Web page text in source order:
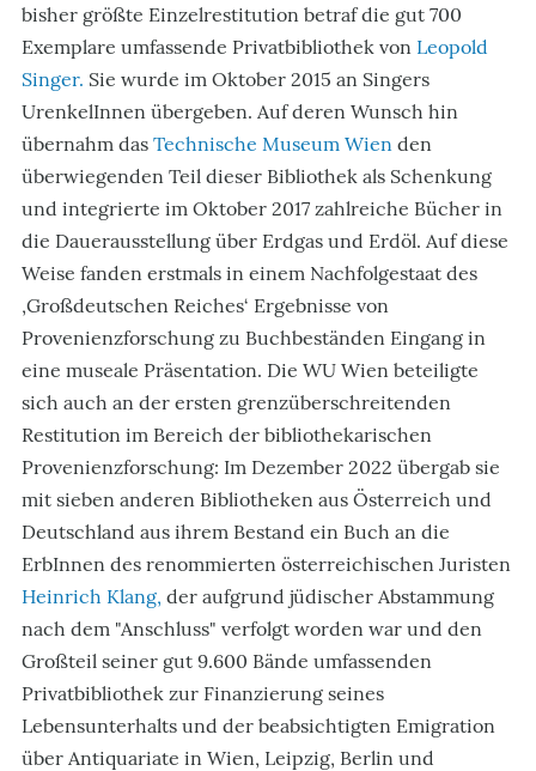
bisher größte Einzelrestitution betraf die gut 700
Exemplare umfassende Privatbibliothek von Leopold
Singer. Sie wurde im Oktober 2015 an Singers
UrenkelInnen übergeben. Auf deren Wunsch hin
übernahm das Technische Museum Wien den
überwiegenden Teil dieser Bibliothek als Schenkung
und integrierte im Oktober 2017 zahlreiche Bücher in
die Dauerausstellung über Erdgas und Erdöl. Auf diese
Weise fanden erstmals in einem Nachfolgestaat des
‚Großdeutschen Reiches‘ Ergebnisse von
Provenienzforschung zu Buchbeständen Eingang in
eine museale Präsentation. Die WU Wien beteiligte
sich auch an der ersten grenzüberschreitenden
Restitution im Bereich der bibliothekarischen
Provenienzforschung: Im Dezember 2022 übergab sie
mit sieben anderen Bibliotheken aus Österreich und
Deutschland aus ihrem Bestand ein Buch an die
ErbInnen des renommierten österreichischen Juristen
Heinrich Klang, der aufgrund jüdischer Abstammung
nach dem "Anschluss" verfolgt worden war und den
Großteil seiner gut 9.600 Bände umfassenden
Privatbibliothek zur Finanzierung seines
Lebensunterhalts und der beabsichtigten Emigration
über Antiquariate in Wien, Leipzig, Berlin und